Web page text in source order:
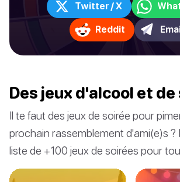
Twitter / X
Reddit
Des jeux d'alcool et
Il te faut des jeux de soirée pour
prochain rassemblement d'ami(e)s
liste de +100 jeux de soirées pour